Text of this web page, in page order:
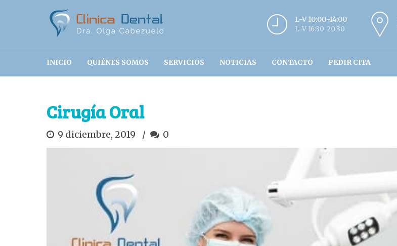
L-V 10:00-14:00
L-V 16:30-20:30
INICIO QUIÉNES SOMOS SERVICIOS NOTICIAS CONTACTO PEDIR CITA
Cirugía Oral
9 diciembre, 2019 0